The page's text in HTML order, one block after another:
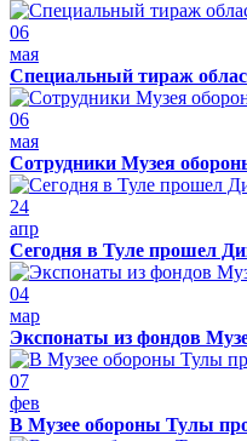
06
мая
Специальный тираж
06
мая
Сотрудники Музея
24
апр
Сегодня в Туле прошел
04
мар
Экспонаты из фондов
07
фев
В Музее обороны Тулы